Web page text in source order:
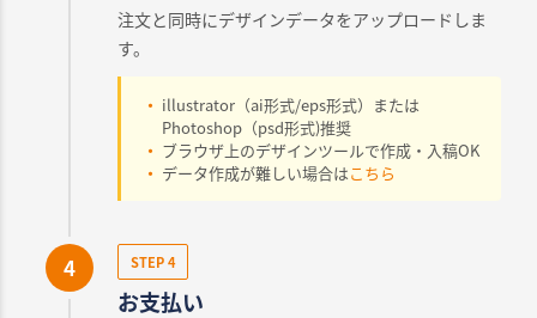
注文と同時にデザインデータをアップロードしま
す。
illustrator（ai形式/eps形式）または
Photoshop（psd形式)推奨
ブラウザ上のデザインツールで作成・入稿OK
データ作成が難しい場合はこちら
4 STEP 4
お支払い